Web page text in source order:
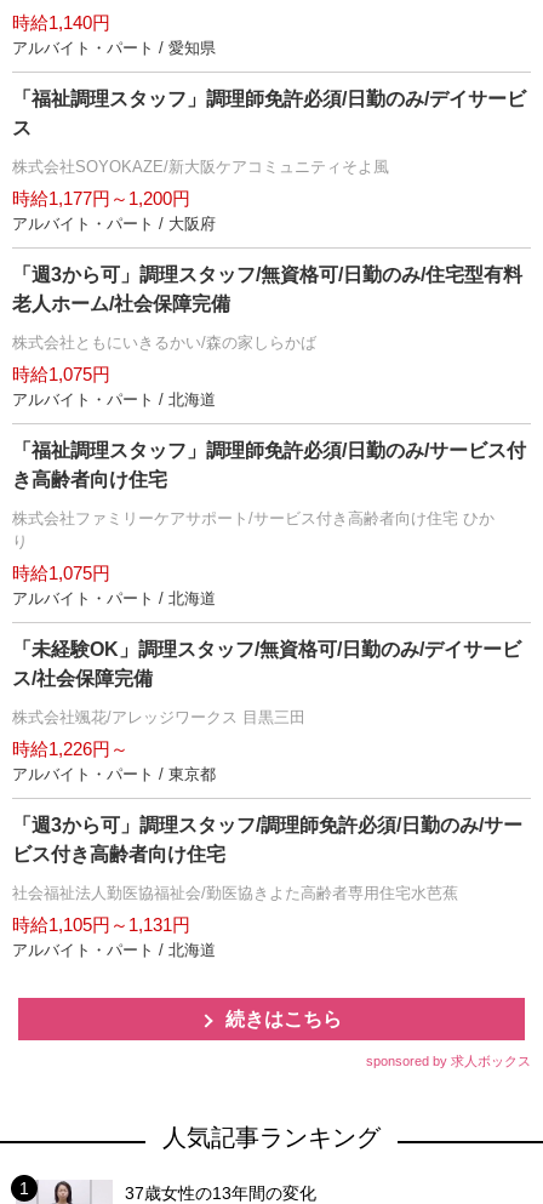
時給1,140円
アルバイト・パート / 愛知県
「福祉調理スタッフ」調理師免許必須/日勤のみ/デイサービ
ス
株式会社SOYOKAZE/新大阪ケアコミュニティそよ風
時給1,177円～1,200円
アルバイト・パート / 大阪府
「週3から可」調理スタッフ/無資格可/日勤のみ/住宅型有料
老人ホーム/社会保障完備
株式会社ともにいきるかい/森の家しらかば
時給1,075円
アルバイト・パート / 北海道
「福祉調理スタッフ」調理師免許必須/日勤のみ/サービス付
き高齢者向け住宅
株式会社ファミリーケアサポート/サービス付き高齢者向け住宅 ひか
り
時給1,075円
アルバイト・パート / 北海道
「未経験OK」調理スタッフ/無資格可/日勤のみ/デイサービ
ス/社会保障完備
株式会社颯花/アレッジワークス 目黒三田
時給1,226円～
アルバイト・パート / 東京都
「週3から可」調理スタッフ/調理師免許必須/日勤のみ/サー
ビス付き高齢者向け住宅
社会福祉法人勤医協福祉会/勤医協きよた高齢者専用住宅水芭蕉
時給1,105円～1,131円
アルバイト・パート / 北海道
続きはこちら
sponsored by 求人ボックス
人気記事ランキング
37歳女性の13年間の変化